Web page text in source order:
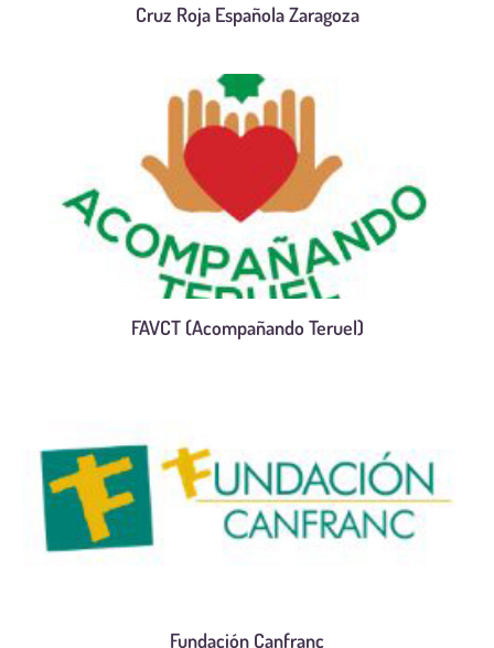
Cruz Roja Española Zaragoza
FAVCT (Acompañando Teruel)
Fundación Canfranc